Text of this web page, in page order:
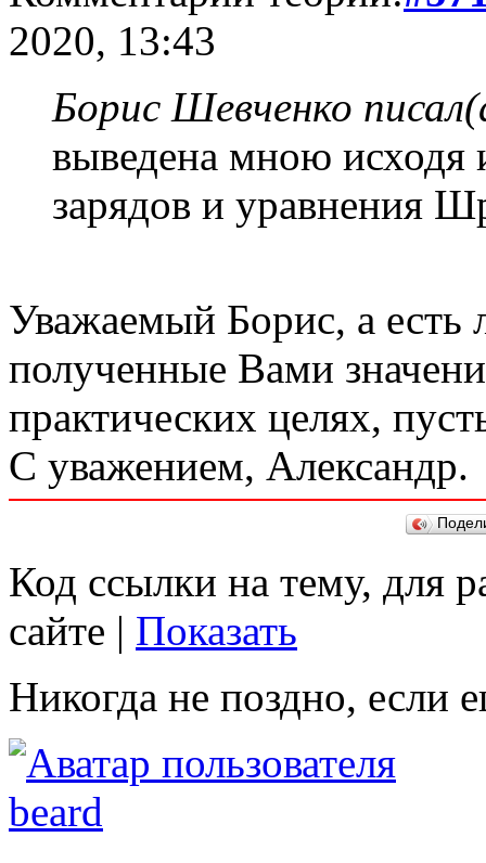
2020, 13:43
Борис Шевченко
выведена мною исходя
зарядов и уравнения
Уважаемый Борис, а есть
полученные Вами
практических целях,
С уважением, Александр.
Код ссылки на тему, для
сайте | Показать
Никогда не поздно, если
beard